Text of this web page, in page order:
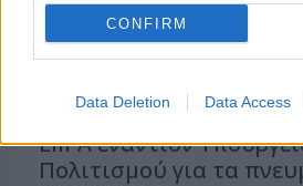
CONFIRM
Data Deletion Data Access
ΕΙΙΡΑ εναντίον
Πολιτισμού για τα